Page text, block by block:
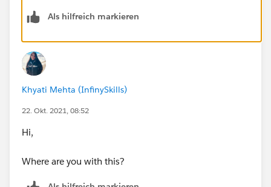
Als hilfreich markieren
Khyati Mehta (InfinySkills)
22. Okt. 2021, 08:52
Hi,
Where are you with this?